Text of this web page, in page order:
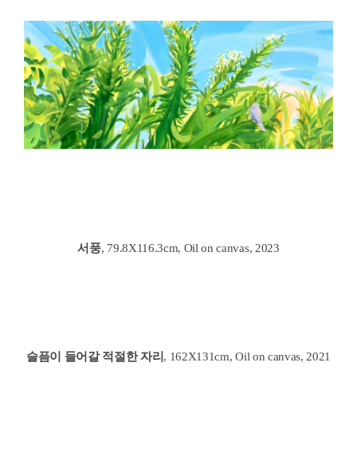
서풍, 79.8X116.3cm, Oil on canvas, 2023
슬픔이 들어갈 적절한 자리 , 162X131cm, Oil on canvas, 2021